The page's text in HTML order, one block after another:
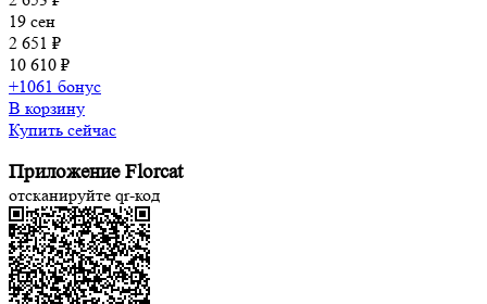
19 сен
2 651 ₽
10 610 ₽
+1061 бонус
В корзину
Купить сейчас
Приложение Florcat
отсканируйте qr-код